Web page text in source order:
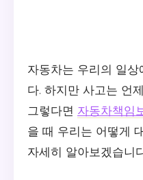
자동차는 우리의 일
다. 하지만 사고는 언
그렇다면 자동차책임
을 때 우리는 어떻게
자세히 알아보겠습니